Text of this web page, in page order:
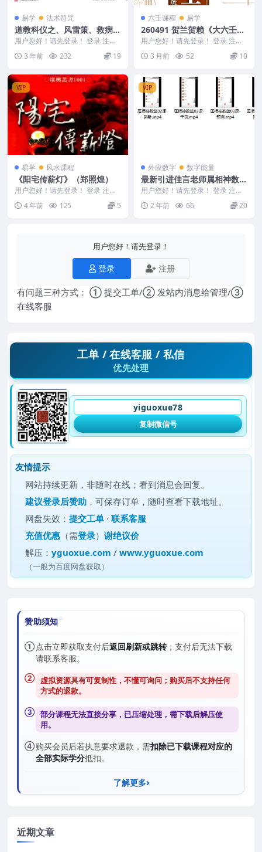
易学 法术符咒
道教科仪之、风雷策、救病真
符、洒净一宗、八大神咒秘传
合集百度盘下载
用户您好！请先登录！ 登录 注册
道教科仪之、风雷策、救病真符、
洒净一宗、八大神...
3 年前 232 19
六壬课程 易学
260491 贺兰贺赖《大六壬全
解》上下2册Y
用户您好！请先登录！ 登录 注册
贺兰贺赖《大六壬全解》上下2册Y
260491...
3 月前 52 10
VIP
易学 风水课程
《阳宅传薪灯》（郑照煌）
用户您好！请先登录！ 登录 注册
编号：MY2212-200-114 《阳宅
传薪...4 年前 125 5
VIP
外应数字 数字能量
最新引进佳言老师属相神数七
天课程。
用户您好！请先登录！ 登录 注册
最新引进佳言老师属相神数七天课
程。 24123...
2 年前 66 20
用户您好！请先登录！
登录 注册
有问题三种方式： ① 提交工单/② 发站内消息给管理/③
在线客服
工单 / 在线客服 / 私信
优先处理
yiguoxue78
复制微信号
友情提示
网站持续更新，非随时在线；看到消息会回复。
建议登录后赞助 ，可保存订单，随时查看下载地址。
网盘失效：提交工单 ·联系客服
充值优惠 （需登录）谢绝议价
解压：yguoxue.com /www.yguoxue.com
（一般为百度网盘获取）
赞助须知
① 点击立即获取支付后返回刷新或跳转；支付后无法下载
请联系客服。
② 虚拟资源具有可复制性，不懂可询问；购买后不支持任何
方式的退款。
③ 部分课程无法直接分享，已压缩处理，需下载后解压使
用。
④购买会员后若执意要求退款，需扣除已下载课程对应的
全部实际学分抵扣。
了解更多
近期文章